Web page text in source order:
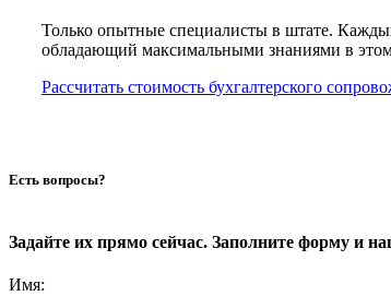
Только опытные специалисты в штате.
обладающий максимальными знаниями в
Рассчитать стоимость бухгалтерского
Есть вопросы?
Задайте их прямо сейчас. Заполните форму и
Имя: